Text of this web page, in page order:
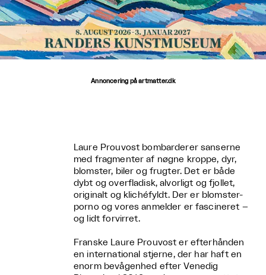
Annoncering på artmatter.dk
Laure Prouvost bombarderer sanserne
med fragmenter af nøgne kroppe, dyr,
blomster, biler og frugter. Det er både
dybt og overfladisk, alvorligt og fjollet,
originalt og klichéfyldt. Der er blomster-
porno og vores anmelder er fascineret –
og lidt forvirret.
Franske Laure Prouvost er efterhånden
en international stjerne, der har haft en
enorm bevågenhed efter Venedig